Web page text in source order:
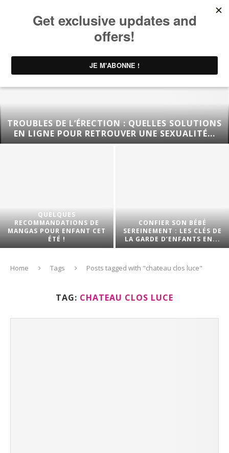
TROUBLES DE L’ÉRECTION : QUELLES SOLUTIONS
EN LIGNE POUR RETROUVER UNE SEXUALITÉ...
QUELQUES
RECOMMANDATIONS DE
MANGAS POUR ENFANT CET
ÉTÉ !
CONFIER SON BÉBÉ
SEREINEMENT : LES CLÉS DE
LA GARDE D’ENFANTS EN...
Home Tags Posts tagged with "chateau clos luce"
TAG: CHATEAU CLOS LUCE